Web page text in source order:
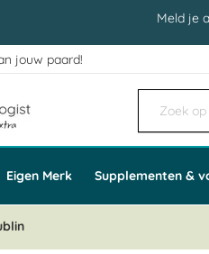
Meld je
jouw paard!
Eigen Merk Supplementen &